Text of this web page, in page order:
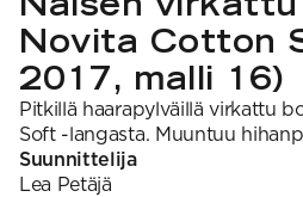
Novita Cotton
2017, malli 16)
Pitkillä haarapylväillä virkattu
Soft -langasta. Muuntuu
Suunnittelija
Lea Petäjä